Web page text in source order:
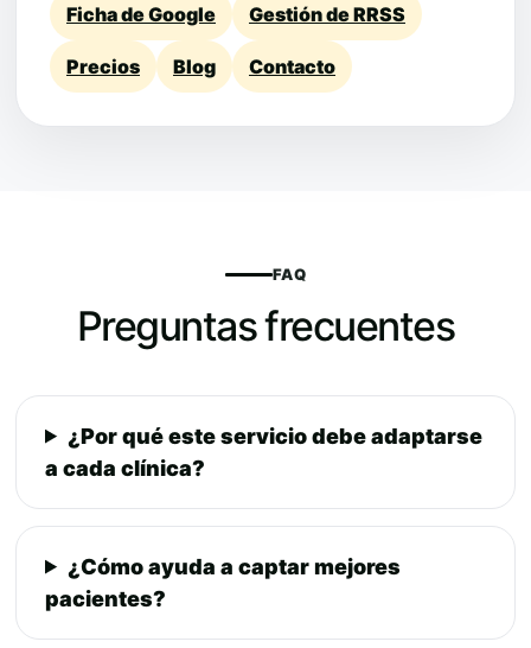
Ficha de Google Gestión de RRSS
Precios Blog Contacto
FAQ
Preguntas frecuentes
¿Por qué este servicio debe adaptarse
a cada clínica?
¿Cómo ayuda a captar mejores
pacientes?